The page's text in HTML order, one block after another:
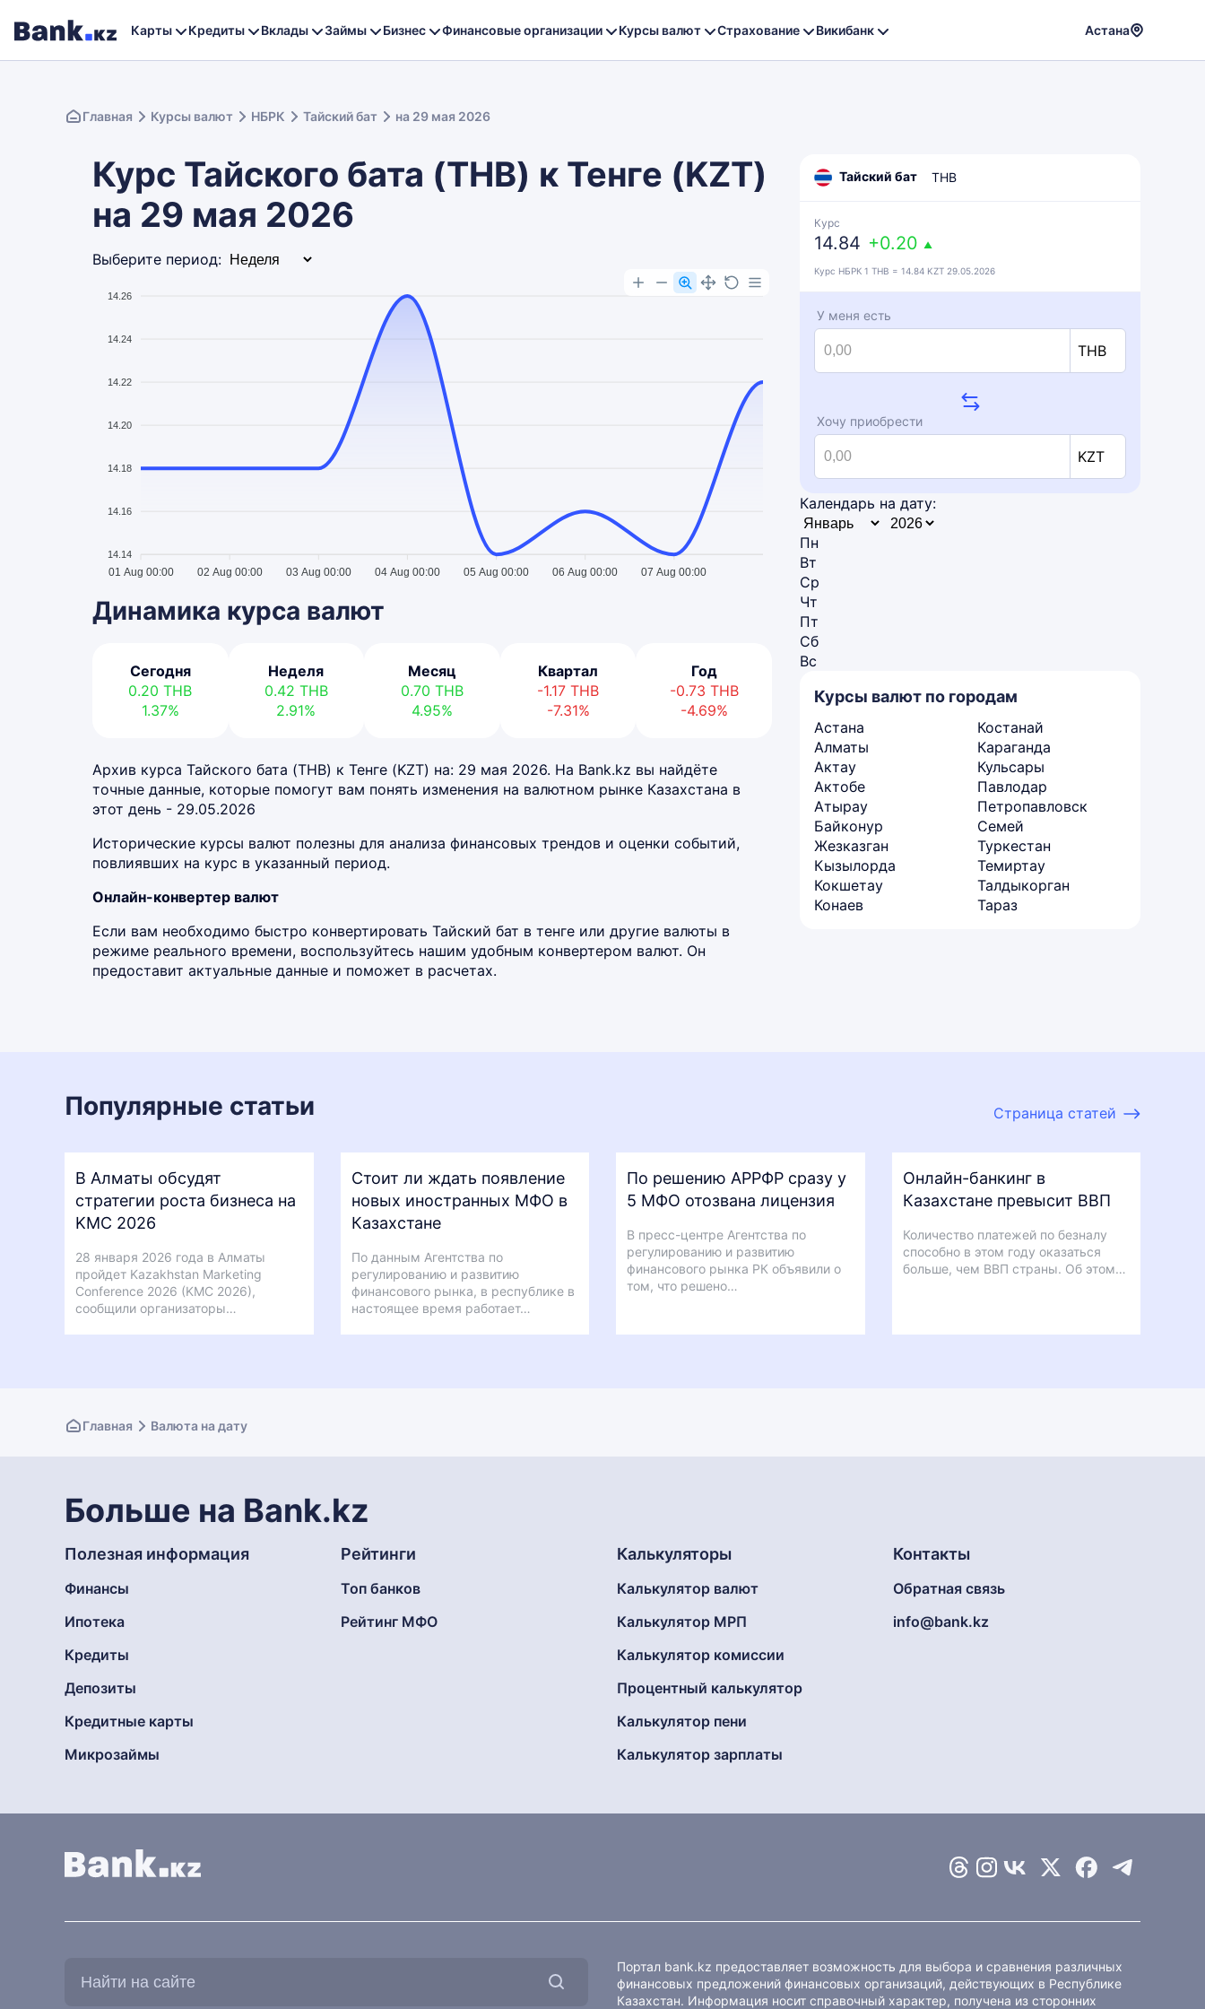
Карты Кредиты Вклады Займы Бизнес Финансовые организации Курсы валют Страхование Викибанк Астана
Главная Курсы валют НБРК Тайский бат на 29 мая 2026
Курс Тайского бата (THB) к Тенге (KZT)
на 29 мая 2026
Выберите период:
14.26
14.24
14.22
14.20
14.18
14.16
14.14
01 Aug 00:00 02 Aug 00:00 03 Aug 00:00 04 Aug 00:00 05 Aug 00:00 06 Aug 00:00 07 Aug 00:00
Динамика курса валют
Сегодня
0.20THB
1.37%
Неделя
0.42 THB
2.91%
Месяц
0.70 THB
4.95%
Квартал
-1.17THB
-7.31%
Год
-0.73 THB
-4.69%
Архив курса Тайского бата (THB) к Тенге (KZT) на: 29 мая 2026. На Bank.kz вы найдёте
точные данные, которые помогут вам понять изменения на валютном рынке Казахстана в
этот день - 29.05.2026
Исторические курсы валют полезны для анализа финансовых трендов и оценки событий,
повлиявших на курс в указанный период.
Онлайн-конвертер валют
Если вам необходимо быстро конвертировать Тайский бат в тенге или другие валюты в
режиме реального времени, воспользуйтесь нашим удобным конвертером валют. Он
предоставит актуальные данные и поможет в расчетах.
Тайский бат THB
Курс
14.84 +0.20 ▲
Курс НБРК 1 THB = 14.84 KZT 29.05.2026
У меня есть
THB
Хочу приобрести
KZT
Календарь на дату:
Пн
Вт
Ср
Чт
Пт
Сб
Вс
Курсы валют по городам
Астана
Алматы
Актау
Актобе
Атырау
Байконур
Жезказган
Кызылорда
Кокшетау
Конаев
Костанай
Караганда
Кульсары
Павлодар
Петропавловск
Семей
Туркестан
Темиртау
Талдыкорган
Тараз
Популярные статьи Страница статей
В Алматы обсудят
стратегии роста бизнеса на
KMC 2026
28 января 2026 года в Алматы
пройдет Kazakhstan Marketing
Conference 2026 (KMC 2026),
сообщили организаторы…
Стоит ли ждать появление
новых иностранных МФО в
Казахстане
По данным Агентства по
регулированию и развитию
финансового рынка, в республике в
настоящее время работает…
По решению АРРФР сразу у
5 МФО отозвана лицензия
В пресс-центре Агентства по
регулированию и развитию
финансового рынка РК объявили о
том, что решено…
Онлайн-банкинг в
Казахстане превысит ВВП
Количество платежей по безналу
способно в этом году оказаться
больше, чем ВВП страны. Об этом…
Главная Валюта на дату
Больше на Bank.kz
Полезная информация
Финансы
Ипотека
Кредиты
Депозиты
Кредитные карты
Микрозаймы
Рейтинги
Топ банков
Рейтинг МФО
Калькуляторы
Калькулятор валют
Калькулятор МРП
Калькулятор комиссии
Процентный калькулятор
Калькулятор пени
Калькулятор зарплаты
Контакты
Обратная связь
info@bank.kz
Портал bank.kz предоставляет возможность для выбора и сравнения различных
финансовых предложений финансовых организаций, действующих в Республике
Казахстан. Информация носит справочный характер, получена из сторонних